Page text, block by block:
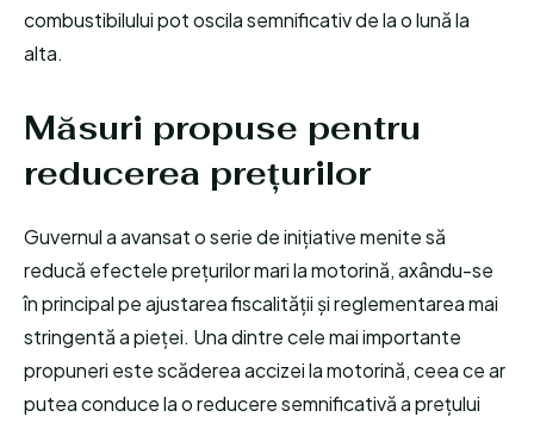
combustibilului pot oscila semnificativ de la o lună la
alta.
Măsuri propuse pentru
reducerea prețurilor
Guvernul a avansat o serie de inițiative menite să
reducă efectele prețurilor mari la motorină, axându-se
în principal pe ajustarea fiscalității și reglementarea mai
stringentă a pieței. Una dintre cele mai importante
propuneri este scăderea accizei la motorină, ceea ce ar
putea conduce la o reducere semnificativă a prețului